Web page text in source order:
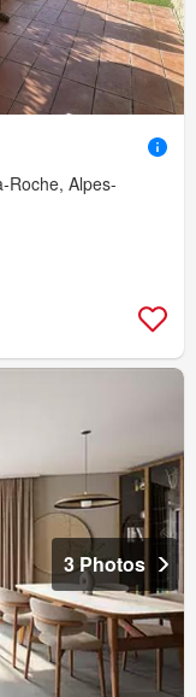
Roche, Alpes-
3 Photos